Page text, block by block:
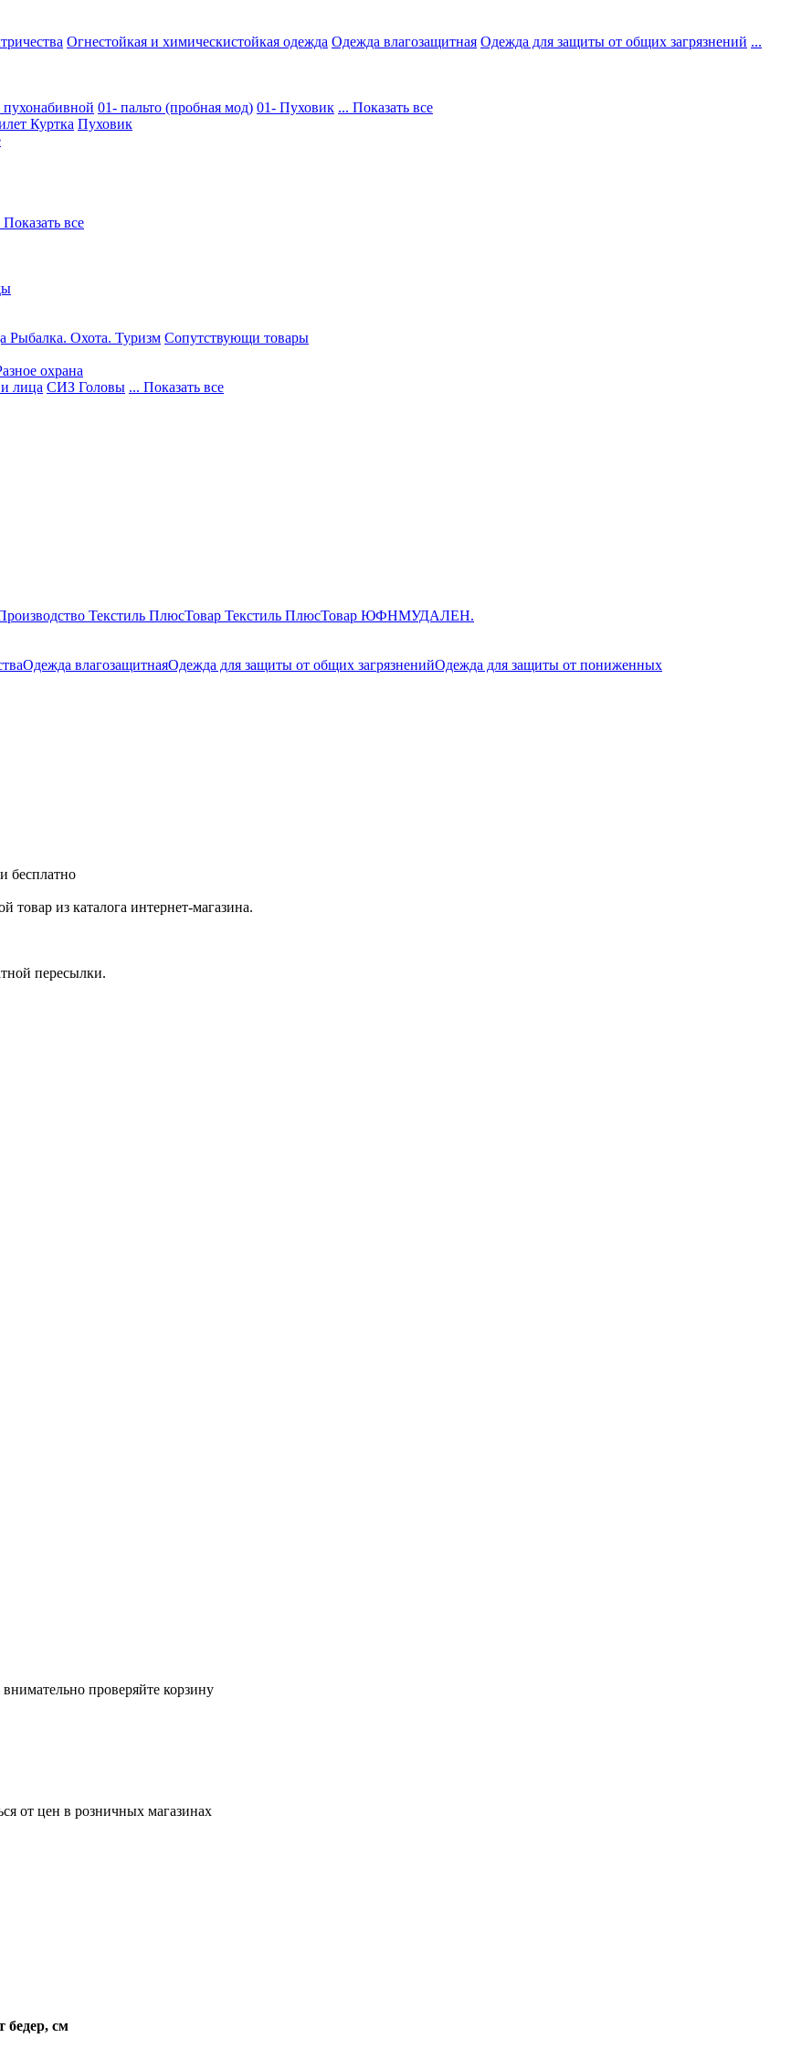
Огнестойкая и химическистойкая одежда Одежда влагозащитная Одежда для защиты от общих загрязнений ...
01- пальто (пробная мод) 01- Пуховик ... Показать все
Куртка Пуховик
Показать все
Рыбалка. Охота. Туризм Сопутствующи товары
охрана
лица СИЗ Головы ... Показать все
Текстиль ПлюсТовар Текстиль ПлюсТовар ЮФНМУДАЛЕН.
Одежда влагозащитнаяОдежда для защиты от общих загрязненийОдежда для защиты от пониженных
бесплатно
из каталога интернет-магазина.
пересылки.
проверяйте корзину
от цен в розничных магазинах
бедер, см